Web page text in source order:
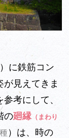
に鉄筋コン
見えてきま
考にして、
の廻縁（まわり
）は、時の